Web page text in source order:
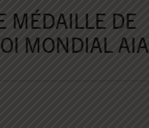
MÉDAILLE DE
MONDIAL AIA